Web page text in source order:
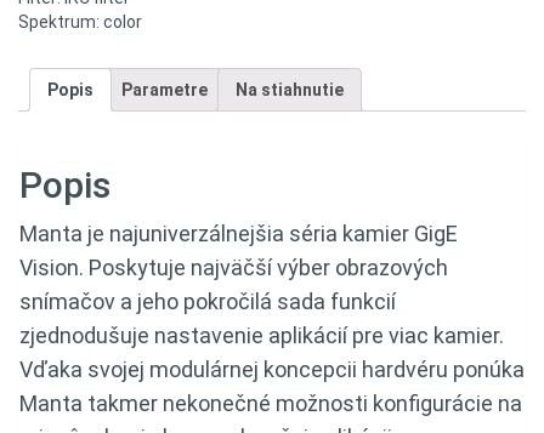
Spektrum: color
Popis Parametre Na stiahnutie
Popis
Manta je najuniverzálnejšia séria kamier GigE
Vision. Poskytuje najväčší výber obrazových
snímačov a jeho pokročilá sada funkcií
zjednodušuje nastavenie aplikácií pre viac kamier.
Vďaka svojej modulárnej koncepcii hardvéru ponúka
Manta takmer nekonečné možnosti konfigurácie na